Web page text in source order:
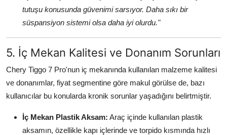
tutuşu konusunda güvenimi sarsıyor. Daha sıkı bir
süspansiyon sistemi olsa daha iyi olurdu."
5. İç Mekan Kalitesi ve Donanım Sorunları
Chery Tiggo 7 Pro'nun iç mekanında kullanılan malzeme kalitesi
ve donanımlar, fiyat segmentine göre makul görülse de, bazı
kullanıcılar bu konularda kronik sorunlar yaşadığını belirtmiştir.
İç Mekan Plastik Aksam: Araç içinde kullanılan plastik
aksamın, özellikle kapı içlerinde ve torpido kısmında hızlı